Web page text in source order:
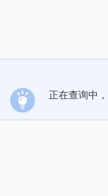
正在查询中